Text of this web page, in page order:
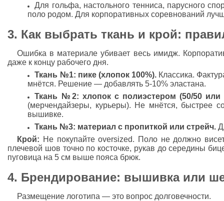
Для гольфа, настольного тенниса, парусного
поло родом. Для корпоративных соревнований
3. Как выбрать ткань и крой:
Ошибка в материале убивает весь имидж.
даже к концу рабочего дня.
Ткань №1: пике (хлопок 100%).Классика.
мнётся. Решение — добавлять 5-10% эластана.
Ткань №2: хлопок с полиэстером (50/50 или
(мерчендайзеры, курьеры). Не мнётся, быстрее
вышивке.
Ткань №3: материал с пропиткой или стрейч.
Крой: Не покупайте oversized. Поло не должно
плечевой шов точно по косточке, рукав до середины
пуговица на 5 см выше пояса брюк.
4. Брендирование: вышивка или
Размещение логотипа — это вопрос долговечности.